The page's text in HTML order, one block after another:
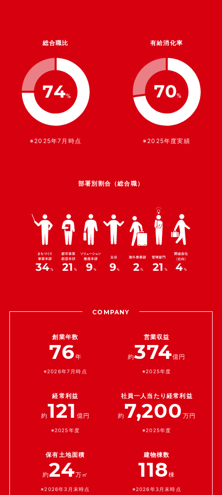
総合職比
※2025年7月時点
有給消化率
※2025年度実績
部署別割合（総合職）
COMPANY
創業年数
76 年
※2026年7月時点
営業収益
約374億円
※2025年度
経常利益
約121 億円
※2025年度
社員一人当たり経常利益
約7,200 万円
※2025年度
保有土地面積
約24万㎡
※2026年3月末時点
建物棟数
118棟
※2026年3月末時点